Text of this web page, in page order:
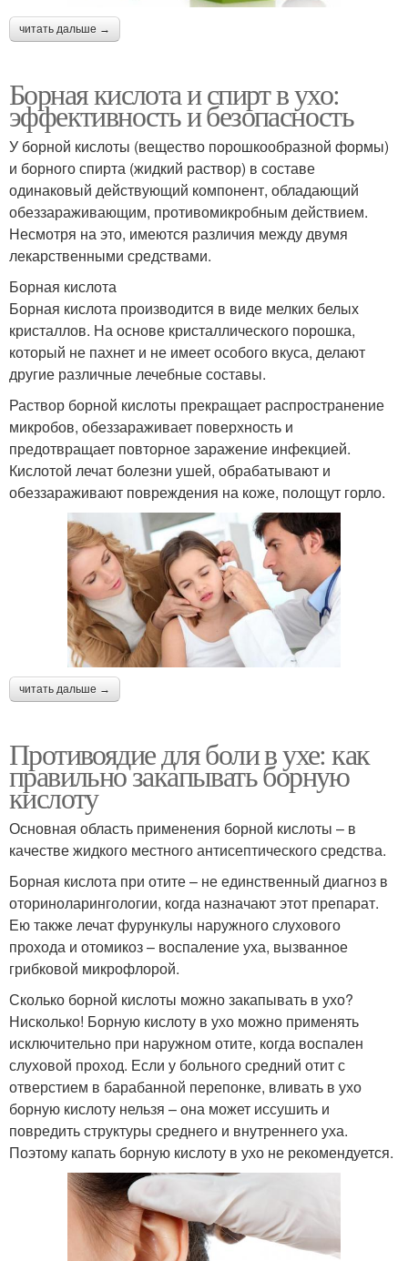
читать дальше →
Борная кислота и спирт в ухо:
эффективность и безопасность
У борной кислоты (вещество порошкообразной формы)
и борного спирта (жидкий раствор) в составе
одинаковый действующий компонент, обладающий
обеззараживающим, противомикробным действием.
Несмотря на это, имеются различия между двумя
лекарственными средствами.
Борная кислота
Борная кислота производится в виде мелких белых
кристаллов. На основе кристаллического порошка,
который не пахнет и не имеет особого вкуса, делают
другие различные лечебные составы.
Раствор борной кислоты прекращает распространение
микробов, обеззараживает поверхность и
предотвращает повторное заражение инфекцией.
Кислотой лечат болезни ушей, обрабатывают и
обеззараживают повреждения на коже, полощут горло.
читать дальше →
Противоядие для боли в ухе: как
правильно закапывать борную
кислоту
Основная область применения борной кислоты – в
качестве жидкого местного антисептического средства.
Борная кислота при отите – не единственный диагноз в
оториноларингологии, когда назначают этот препарат.
Ею также лечат фурункулы наружного слухового
прохода и отомикоз – воспаление уха, вызванное
грибковой микрофлорой.
Сколько борной кислоты можно закапывать в ухо?
Нисколько! Борную кислоту в ухо можно применять
исключительно при наружном отите, когда воспален
слуховой проход. Если у больного средний отит с
отверстием в барабанной перепонке, вливать в ухо
борную кислоту нельзя – она может иссушить и
повредить структуры среднего и внутреннего уха.
Поэтому капать борную кислоту в ухо не рекомендуется.